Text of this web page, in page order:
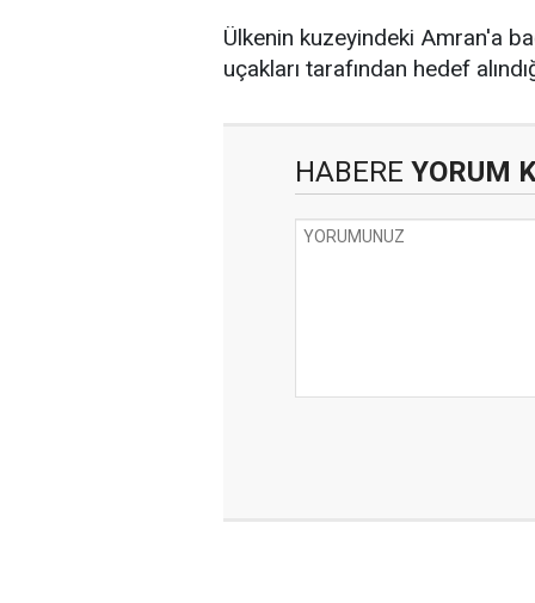
Ülkenin kuzeyindeki Amran'a
uçakları tarafından hedef
HABERE YORUM